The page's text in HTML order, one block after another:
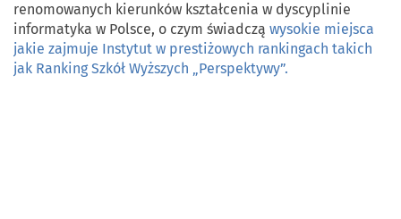
renomowanych kierunków kształcenia w dyscyplinie
informatyka w Polsce, o czym świadczą wysokie miejsca
jakie zajmuje Instytut w prestiżowych rankingach takich
jak Ranking Szkół Wyższych „Perspektywy”.